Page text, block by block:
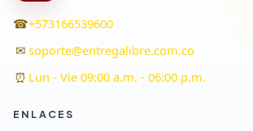
☎+573166539600
✉ soporte@entregalibre.com.co
⏰ Lun - Vie 09:00 a.m. - 06:00 p.m.
ENLACES